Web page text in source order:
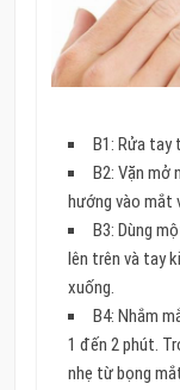
B1: Rửa tay
B2: Vặn
hướng vào mắt
B3: Dùng
lên trên và tay
xuống.
B4: Nhắm
1 đến 2 phút.
nhẹ từ bọng